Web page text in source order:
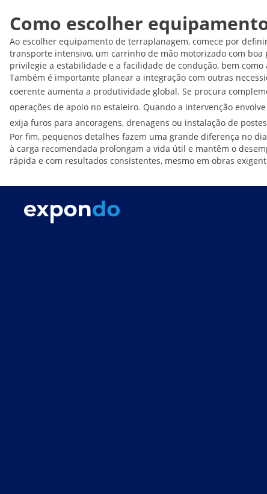
Como escolher
Ao escolher equipamento de terraplanagem, comece por
transporte intensivo, um carrinho de mão motorizado com
privilegie a estabilidade e a facilidade de condução, bem
Também é importante planear a integração com outras
coerente aumenta a produtividade global. Se procura
operações de apoio no estaleiro. Quando a intervenção
exija furos para ancoragens, drenagens ou instalação de
Por fim, pequenos detalhes fazem uma grande diferença no
à carga recomendada prolongam a vida útil e mantêm o
rápida e com resultados consistentes, mesmo em obras